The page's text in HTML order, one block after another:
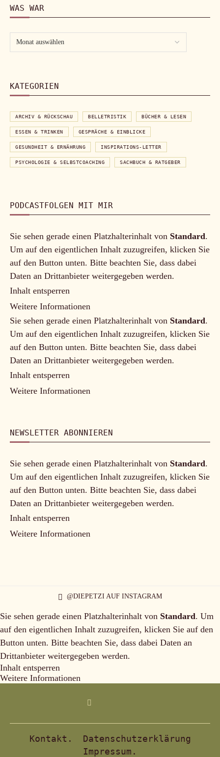
WAS WAR
KATEGORIEN
ARCHIV & RÜCKSCHAU BELLETRISTIK BÜCHER & LESEN
ESSEN & TRINKEN GESPRÄCHE & EINBLICKE
GESUNDHEIT & ERNÄHRUNG INSPIRATIONS-LETTER
PSYCHOLOGIE & SELBSTCOACHING SACHBUCH & RATGEBER
PODCASTFOLGEN MIT MIR
Sie sehen gerade einen Platzhalterinhalt von Standard.
Um auf den eigentlichen Inhalt zuzugreifen, klicken Sie
auf den Button unten. Bitte beachten Sie, dass dabei
Daten an Drittanbieter weitergegeben werden.
Inhalt entsperren
Weitere Informationen
Sie sehen gerade einen Platzhalterinhalt von Standard.
Um auf den eigentlichen Inhalt zuzugreifen, klicken Sie
auf den Button unten. Bitte beachten Sie, dass dabei
Daten an Drittanbieter weitergegeben werden.
Inhalt entsperren
Weitere Informationen
NEWSLETTER ABONNIEREN
Sie sehen gerade einen Platzhalterinhalt von Standard.
Um auf den eigentlichen Inhalt zuzugreifen, klicken Sie
auf den Button unten. Bitte beachten Sie, dass dabei
Daten an Drittanbieter weitergegeben werden.
Inhalt entsperren
Weitere Informationen
@DIEPETZI AUF INSTAGRAM
Sie sehen gerade einen Platzhalterinhalt von Standard. Um
auf den eigentlichen Inhalt zuzugreifen, klicken Sie auf den
Button unten. Bitte beachten Sie, dass dabei Daten an
Drittanbieter weitergegeben werden.
Inhalt entsperren
Weitere Informationen
Kontakt.
Datenschutzerklärung
Impressum.